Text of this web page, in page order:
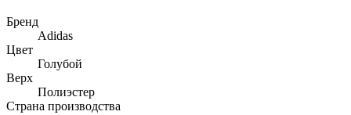
Бренд
Adidas
Цвет
Голубой
Верх
Полиэстер
Страна производства